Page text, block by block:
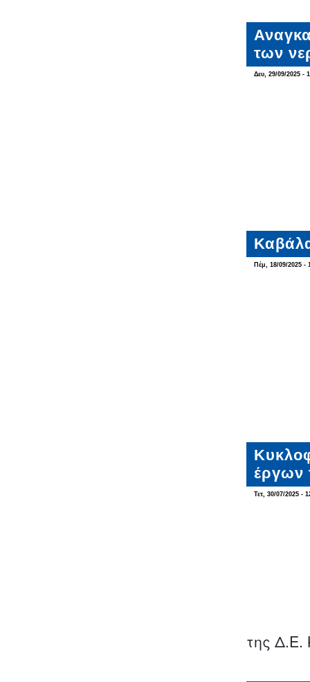
των
Δευ, 29/09/2025 -
Πέμ, 18/09/2025 -
έργων
Τετ, 30/07/2025 -
της